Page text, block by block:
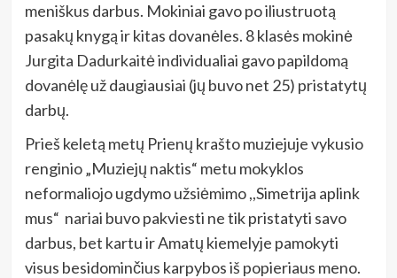
meniškus darbus. Mokiniai gavo po iliustruotą
pasakų knygą ir kitas dovanėles. 8 klasės mokinė
Jurgita Dadurkaitė individualiai gavo papildomą
dovanėlę už daugiausiai (jų buvo net 25) pristatytų
darbų.
Prieš keletą metų Prienų krašto muziejuje vykusio
renginio „Muziejų naktis“ metu mokyklos
neformaliojo ugdymo užsiėmimo ,,Simetrija aplink
mus“ nariai buvo pakviesti ne tik pristatyti savo
darbus, bet kartu ir Amatų kiemelyje pamokyti
visus besidominčius karpybos iš popieriaus meno.